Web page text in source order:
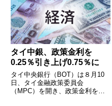
タイ中銀、政策金利を
0.25％引き上げ0.75％に
タイ中央銀行（BOT）は８月10
日、タイ金融政策委員会
（MPC）を開き、政策金利を